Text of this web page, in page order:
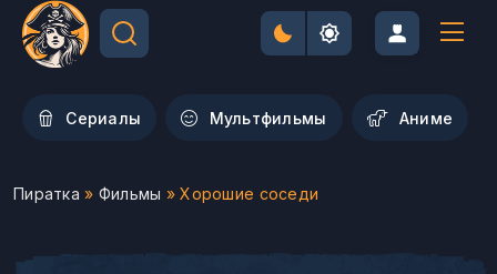
Сериалы Мультфильмы Aниме
Пиратка » Фильмы » Хорошие соседи